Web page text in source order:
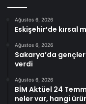
Ağustos 6, 2026
Eskişehir’de kırsal
Ağustos 6, 2026
Sakarya’da
verdi
Ağustos 6, 2026
BİM Aktüel 24
neler var, hangi